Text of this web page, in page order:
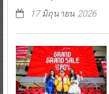
17 มิถุนายน 2026